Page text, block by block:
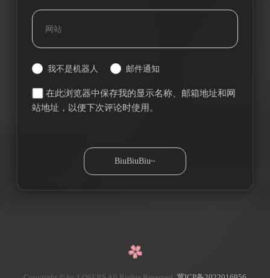
我不是机器人 邮件通知
在此浏览器中保存我的显示名称、邮箱地址和网
站地址，以便下次评论时使用。